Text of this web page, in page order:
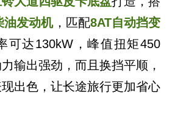
油发动机，匹配8AT自动挡变
可达130kW，峰值扭矩450
输出强劲，而且换挡平顺，
出色，让长途旅行更加省心